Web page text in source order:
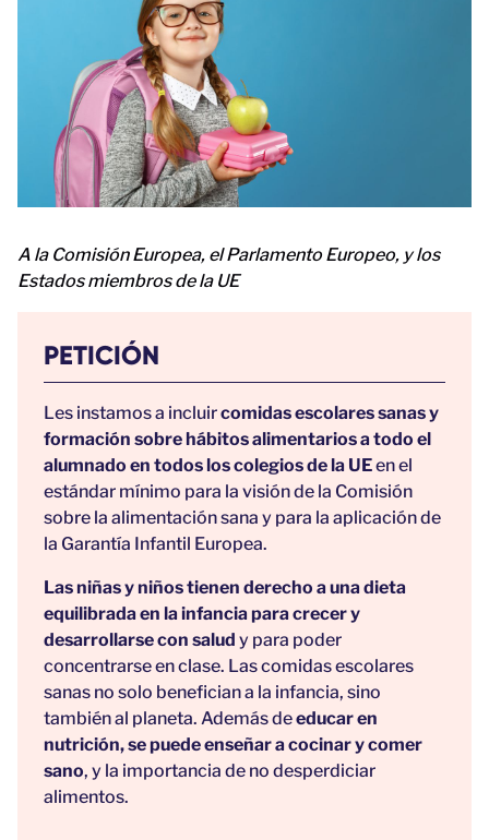
A la Comisión Europea, el Parlamento Europeo, y los
Estados miembros de la UE
PETICIÓN
Les instamos a incluircomidas escolares sanas y
formación sobre hábitos alimentarios a todo el
alumnado en todos los colegios de la UEen el
estándar mínimo para la visión de la Comisión
sobre la alimentación sana y para la aplicación de
la Garantía Infantil Europea.
Las niñas y niños tienen derecho a una dieta
equilibrada en la infancia para crecer y
desarrollarse con salud y para poder
concentrarse en clase. Las comidas escolares
sanas no solo benefician a la infancia, sino
también al planeta. Además deeducar en
nutrición, se puede enseñar a cocinar y comer
sano, y la importancia de no desperdiciar
alimentos.